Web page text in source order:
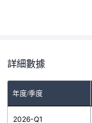
詳細數據
年度/季度
2026-Q1